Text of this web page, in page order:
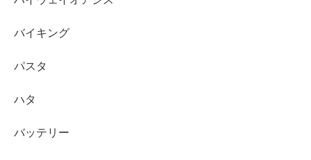
バイキング
パスタ
ハタ
バッテリー